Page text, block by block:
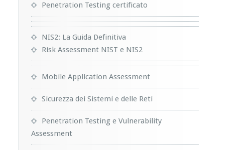
Penetration Testing certificato
NIS2: La Guida Definitiva
Risk Assessment NIST e NIS2
Mobile Application Assessment
Sicurezza dei Sistemi e delle Reti
Penetration Testing e Vulnerability
Assessment